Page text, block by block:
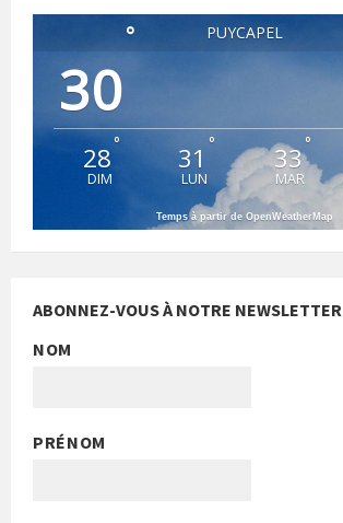
PUYCAPEL
30
°
28°
DIM
31 °
LUN
33°
MAR
Temps à partir de OpenWeatherMap
ABONNEZ-VOUS À NOTRE NEWSLETTER
NOM
PRÉNOM